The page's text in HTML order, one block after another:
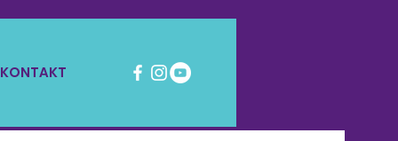
KONTAKT